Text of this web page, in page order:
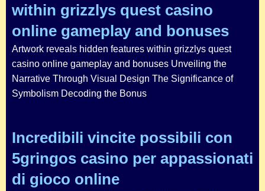
within grizzlys quest casino
online gameplay and bonuses
Artwork reveals hidden features within grizzlys quest
casino online gameplay and bonuses Unveiling the
Narrative Through Visual Design The Significance of
Symbolism Decoding the Bonus
Incredibili vincite possibili con
5gringos casino per appassionati
di gioco online